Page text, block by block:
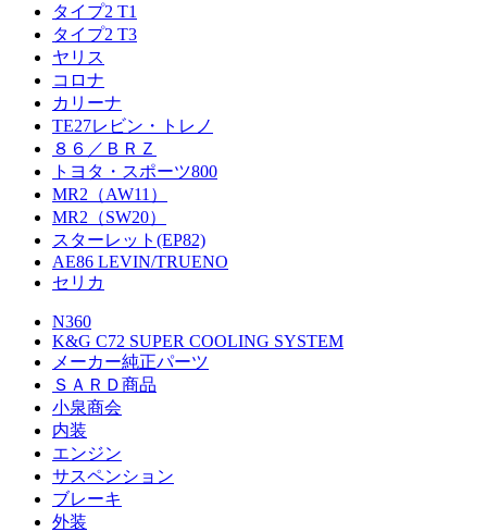
タイプ2 T1
タイプ2 T3
ヤリス
コロナ
カリーナ
TE27レビン・トレノ
８６／ＢＲＺ
トヨタ・スポーツ800
MR2（AW11）
MR2（SW20）
スターレット(EP82)
AE86 LEVIN/TRUENO
セリカ
N360
K&G C72 SUPER COOLING SYSTEM
メーカー純正パーツ
ＳＡＲＤ商品
小泉商会
内装
エンジン
サスペンション
ブレーキ
外装